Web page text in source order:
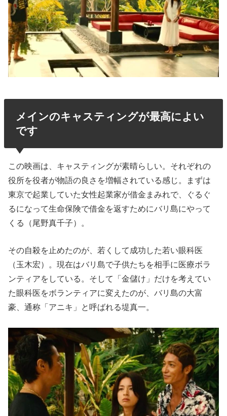
メインのキャスティングが最高によい
です
この映画は、キャスティングが素晴らしい。それぞれの
役所を役者が物語の良さを増幅されている感じ。まずは
東京で起業していた女性起業家が借金まみれで、ぐるぐ
るになって生命保険で借金を返すためにバリ島にやって
くる（尾野真千子）。
その自殺を止めたのが、若くして成功した若い眼科医
（玉木宏）。現在はバリ島で子供たちを相手に医療ボラ
ンティアをしている。そして「金儲け」だけを考えてい
た眼科医をボランティアに変えたのが、バリ島の大富
豪、通称「アニキ」と呼ばれる堤真一。